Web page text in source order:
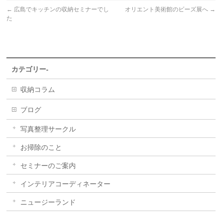
← 広島でキッチンの収納セミナーでし
た
オリエント美術館のビーズ展へ →
カテゴリー-
収納コラム
ブログ
写真整理サークル
お掃除のこと
セミナーのご案内
インテリアコーディネーター
ニュージーランド